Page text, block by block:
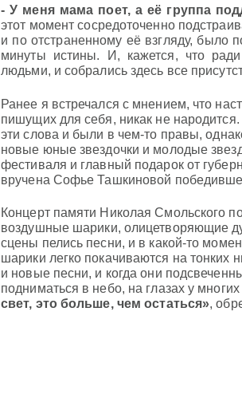
- У меня мама поет, а её группа
этот момент сосредоточенно
и по отстраненному её взгляду, было
минуты истины. И, кажется, что
людьми, и собрались здесь все
Ранее я встречался с мнением, что
пишущих для себя, никак не
эти слова и были в чем-то правы,
новые юные звездочки и молодые
фестиваля и главный подарок от
вручена Софье Ташкиновой
Концерт памяти Николая Смольского
воздушные шарики, олицетворяющие
сцены пелись песни, и в какой-то
шарики легко покачиваются на
и новые песни, и когда они
подниматься в небо, на глазах у
свет, это больше, чем остаться»,